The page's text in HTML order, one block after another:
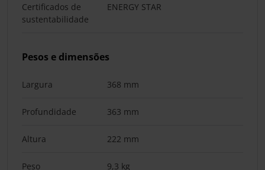
Certificados de
sustentabilidade
ENERGY STAR
Pesos e dimensões
Largura 368 mm
Profundidade 363 mm
Altura 222 mm
Peso 9,3 kg